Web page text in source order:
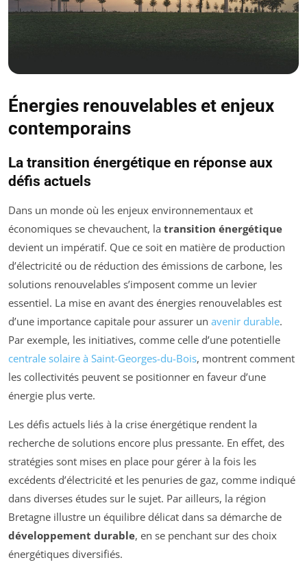
Énergies renouvelables et enjeux
contemporains
La transition énergétique en réponse aux
défis actuels
Dans un monde où les enjeux environnementaux et
économiques se chevauchent, la transition énergétique
devient un impératif. Que ce soit en matière de production
d’électricité ou de réduction des émissions de carbone, les
solutions renouvelables s’imposent comme un levier
essentiel. La mise en avant des énergies renouvelables est
d’une importance capitale pour assurer un avenir durable.
Par exemple, les initiatives, comme celle d’une potentielle
centrale solaire à Saint-Georges-du-Bois, montrent comment
les collectivités peuvent se positionner en faveur d’une
énergie plus verte.
Les défis actuels liés à la crise énergétique rendent la
recherche de solutions encore plus pressante. En effet, des
stratégies sont mises en place pour gérer à la fois les
excédents d’électricité et les penuries de gaz, comme indiqué
dans diverses études sur le sujet. Par ailleurs, la région
Bretagne illustre un équilibre délicat dans sa démarche de
développement durable, en se penchant sur des choix
énergétiques diversifiés.